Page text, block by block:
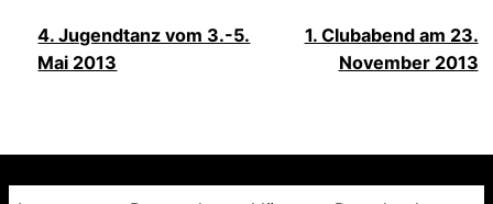
4. Jugendtanz vom 3.-5.
Mai 2013
1. Clubabend am 23.
November 2013